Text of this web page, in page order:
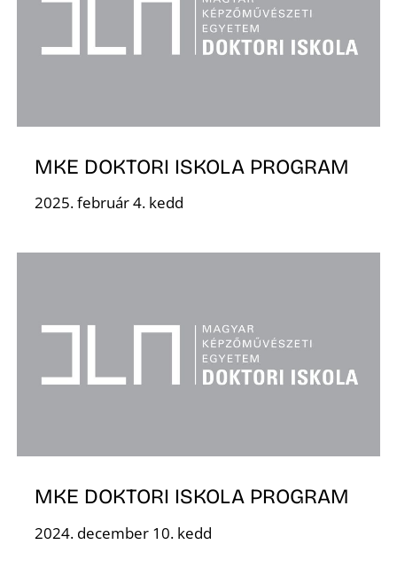
MKE DOKTORI ISKOLA PROGRAM
2025. február 4. kedd
MKE DOKTORI ISKOLA PROGRAM
2024. december 10. kedd